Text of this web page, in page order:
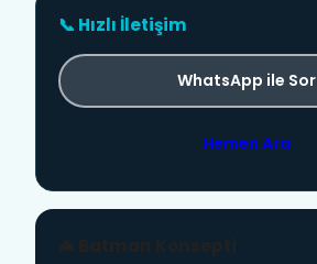
📞 Hızlı İletişim
WhatsApp ile Sor
Hemen Ara